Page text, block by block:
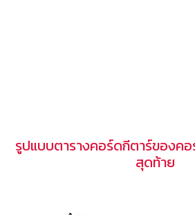
รูปแบบตารางคอร์ดกีตาร์ของค
สุดท้าย